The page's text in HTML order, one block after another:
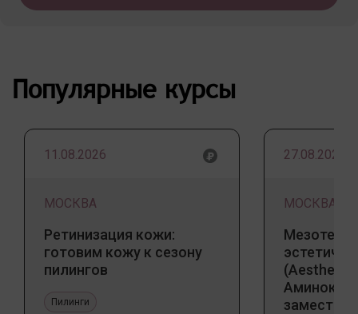
Популярные курсы
11.08.2026
МОСКВА
Ретинизация кожи:
готовим кожу к сезону
пилингов
Пилинги
27.08.2026
МОСКВА
(Aesthetic